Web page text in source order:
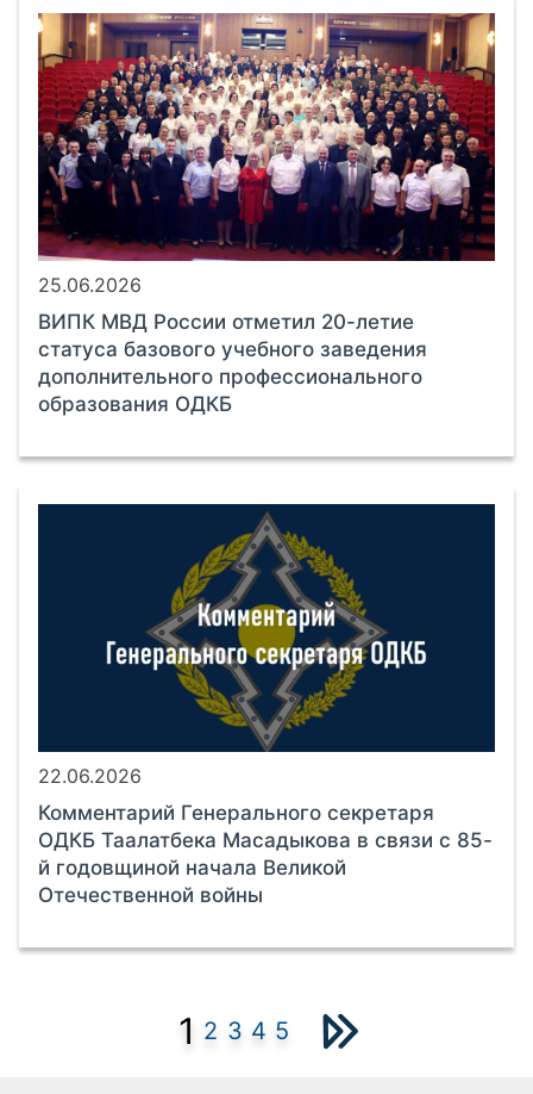
25.06.2026
ВИПК МВД России отметил 20-летие
статуса базового учебного заведения
дополнительного профессионального
образования ОДКБ
22.06.2026
Комментарий Генерального секретаря
ОДКБ Таалатбека Масадыкова в связи с 85-
й годовщиной начала Великой
Отечественной войны
1 2 3 4 5